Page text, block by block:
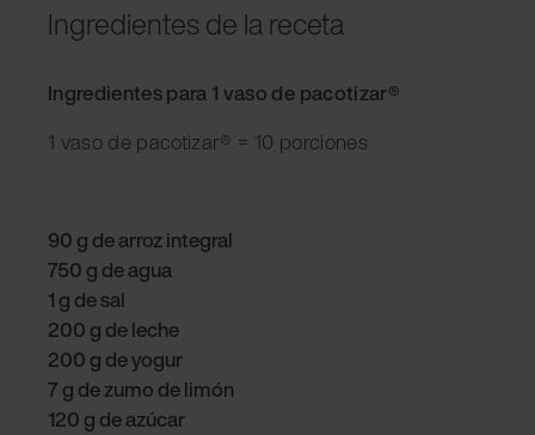
Ingredientes de la receta
Ingredientes para 1 vaso de pacotizar®
1 vaso de pacotizar® = 10 porciones
90 g de arroz integral
750 g de agua
1 g de sal
200 g de leche
200 g de yogur
7 g de zumo de limón
120 g de azúcar